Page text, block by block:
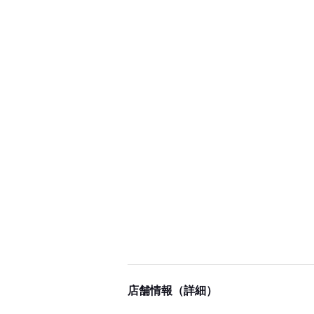
店舗情報（詳細）